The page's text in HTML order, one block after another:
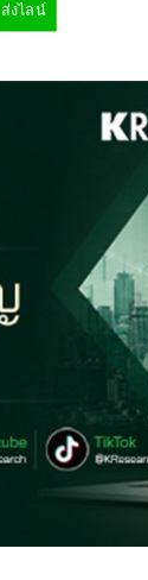
ส่งไลน์